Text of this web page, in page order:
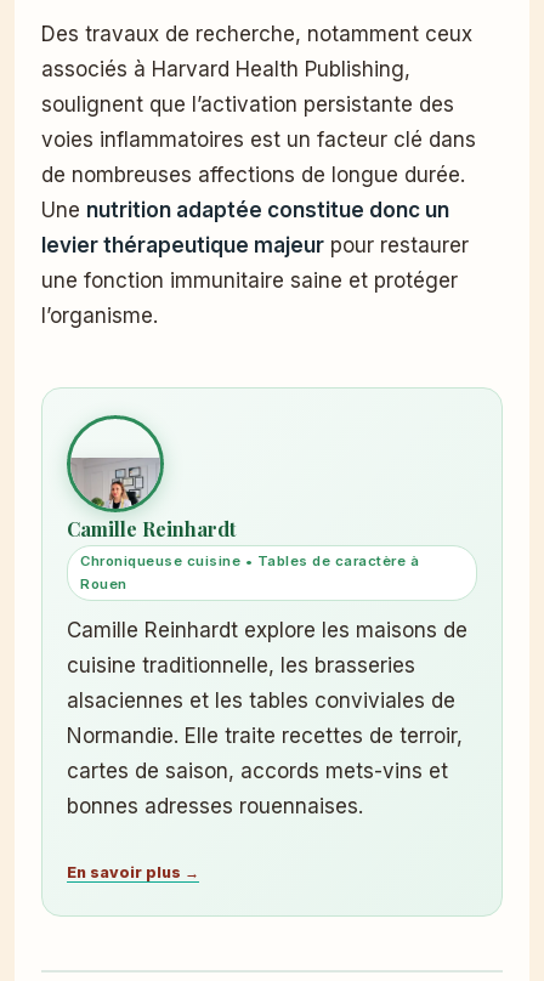
Des travaux de recherche, notamment ceux
associés à Harvard Health Publishing,
soulignent que l’activation persistante des
voies inflammatoires est un facteur clé dans
de nombreuses affections de longue durée.
Une nutrition adaptée constitue donc un
levier thérapeutique majeur pour restaurer
une fonction immunitaire saine et protéger
l’organisme.
Camille Reinhardt
Chroniqueuse cuisine • Tables de caractère à
Rouen
Camille Reinhardt explore les maisons de
cuisine traditionnelle, les brasseries
alsaciennes et les tables conviviales de
Normandie. Elle traite recettes de terroir,
cartes de saison, accords mets-vins et
bonnes adresses rouennaises.
En savoir plus →